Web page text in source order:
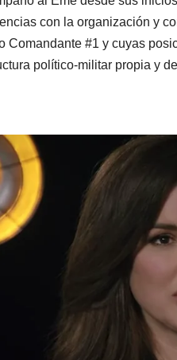
con la organización y
Comandante #1 y cuyas
político-militar propia y